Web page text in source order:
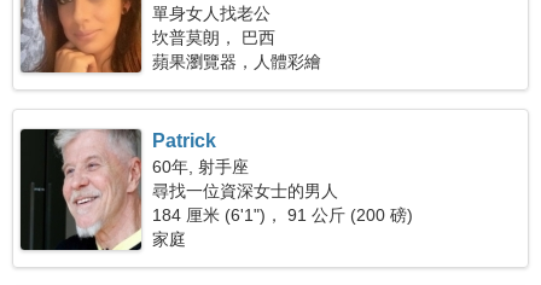
單身女人找老公
坎普莫朗， 巴西
蘋果瀏覽器，人體彩繪
Patrick
60年, 射手座
尋找一位資深女士的男人
184 厘米 (6'1")， 91 公斤 (200 磅)
家庭